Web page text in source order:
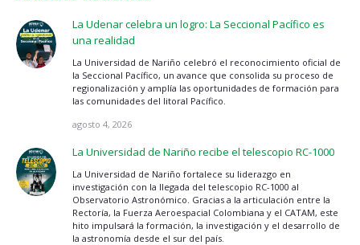
La Udenar celebra un logro: La Seccional Pacífico es
una realidad
La Universidad de Nariño celebró el reconocimiento oficial de
la Seccional Pacífico, un avance que consolida su proceso de
regionalización y amplía las oportunidades de formación para
las comunidades del litoral Pacífico.
agosto 4, 2026
La Universidad de Nariño recibe el telescopio RC-1000
La Universidad de Nariño fortalece su liderazgo en
investigación con la llegada del telescopio RC-1000 al
Observatorio Astronómico. Gracias a la articulación entre la
Rectoría, la Fuerza Aeroespacial Colombiana y el CATAM, este
hito impulsará la formación, la investigación y el desarrollo de
la astronomía desde el sur del país.